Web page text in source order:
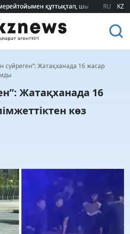
құттықтап, шығармашылық
құттықтап, шығармашылық
RU KZ
сүйреген”: Жатақханада 16 жасар
Жатақханада 16
көз